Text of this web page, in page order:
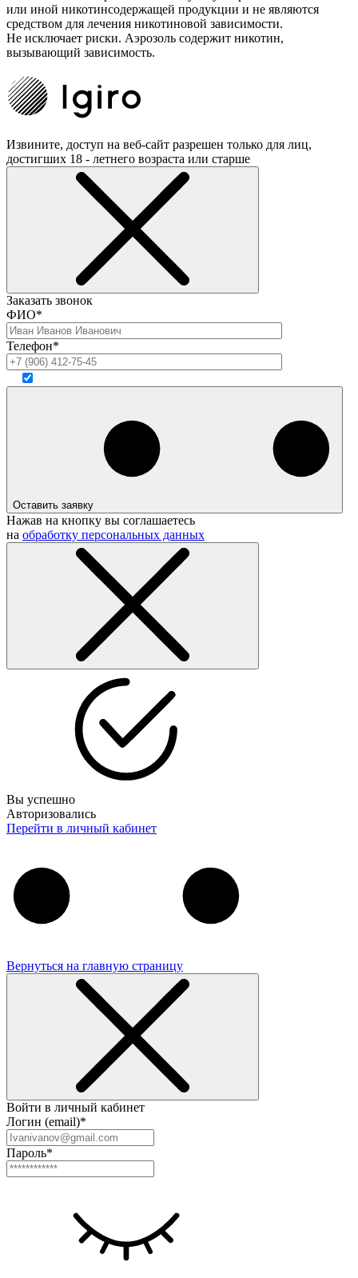
или иной никотинсодержащей продукции и не являются
средством для лечения никотиновой зависимости.
Не исключает риски. Аэрозоль содержит никотин,
вызывающий зависимость.
Извините, доступ на веб-сайт разрешен только для лиц,
достигших 18 - летнего возраста или старше
Заказать звонок
ФИО*
Телефон*
Оставить заявку
Нажав на кнопку вы соглашаетесь
на обработку персональных данных
Вы успешно
Авторизовались
Перейти в личный кабинет
Вернуться на главную страницу
Войти в личный кабинет
Логин (email)*
Пароль*